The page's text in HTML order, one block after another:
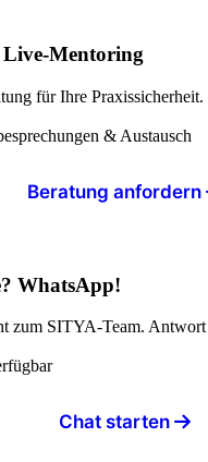
Live-Mentoring
für Ihre
& Austausch
Beratung anfordern
WhatsApp!
zum SITYA-Team. Antwort
Chat starten